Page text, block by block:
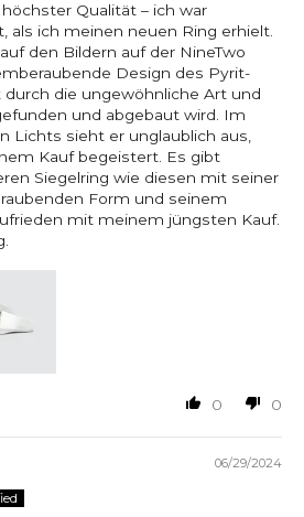
Qualität – ich war
als ich meinen neuen Ring erhielt.
den Bildern auf der NineTwo
Design des Pyrit-
die ungewöhnliche Art und
und abgebaut wird. Im
Lichts sieht er unglaublich aus,
Kauf begeistert. Es gibt
Siegelring wie diesen mit seiner
Form und seinem
mit meinem jüngsten Kauf.
0 0
06/29/2024